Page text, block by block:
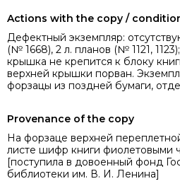
Actions with the copy /
Дефектный экземпляр:
(№ 1668), 2 л. планов (№ 1121,
крышка не крепится к блоку
верхней крышки порван.
форзацы из поздней бумаги,
Provenance of the copy
На форзаце верхней
листе шифр книги фиолетовыми
[поступила в довоенный фонд
библиотеки им. В. И. Ленина]